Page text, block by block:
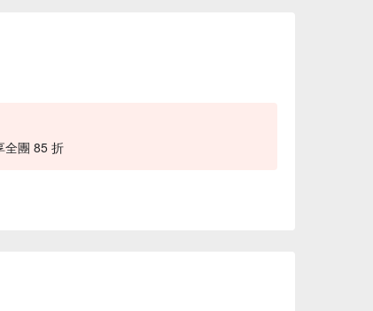
全團 85 折